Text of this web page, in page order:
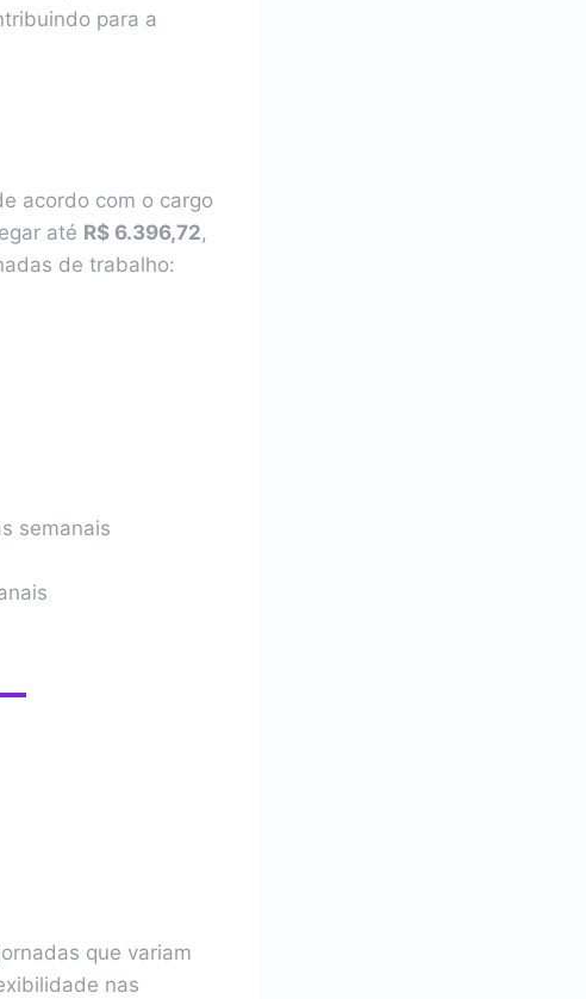
para a
acordo com o cargo
até R$ 6.396,72,
de trabalho:
semanais
que variam
nas